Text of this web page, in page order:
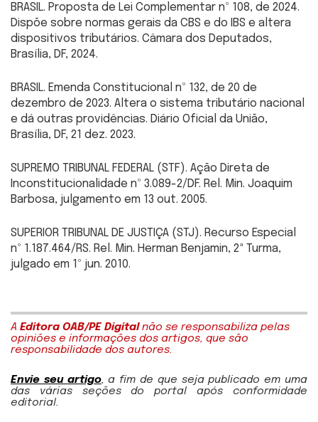
BRASIL. Proposta de Lei Complementar nº 108, de 2024.
Dispõe sobre normas gerais da CBS e do IBS e altera
dispositivos tributários. Câmara dos Deputados,
Brasília, DF, 2024.
BRASIL. Emenda Constitucional nº 132, de 20 de
dezembro de 2023. Altera o sistema tributário nacional
e dá outras providências. Diário Oficial da União,
Brasília, DF, 21 dez. 2023.
SUPREMO TRIBUNAL FEDERAL (STF). Ação Direta de
Inconstitucionalidade nº 3.089-2/DF. Rel. Min. Joaquim
Barbosa, julgamento em 13 out. 2005.
SUPERIOR TRIBUNAL DE JUSTIÇA (STJ). Recurso Especial
nº 1.187.464/RS. Rel. Min. Herman Benjamin, 2ª Turma,
julgado em 1º jun. 2010.
A Editora OAB/PE Digitalnão se responsabiliza pelas
opiniões e informações dos artigos, que são
responsabilidade dos autores.
Envie seu artigo, a fim de que seja publicado em uma
das várias seções do portal após conformidade
editorial.